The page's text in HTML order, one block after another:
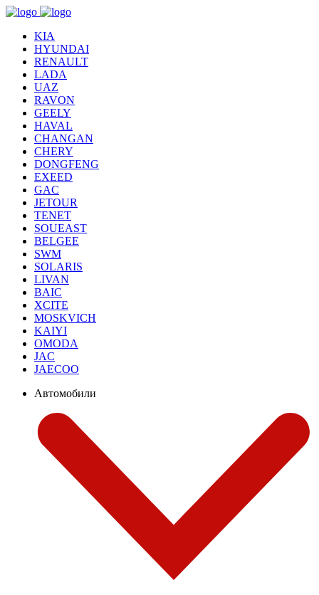
KIA
HYUNDAI
RENAULT
LADA
UAZ
RAVON
GEELY
HAVAL
CHANGAN
CHERY
DONGFENG
EXEED
GAC
JETOUR
TENET
SOUEAST
BELGEE
SWM
SOLARIS
LIVAN
BAIC
XCITE
MOSKVICH
KAIYI
OMODA
JAC
JAECOO
Автомобили